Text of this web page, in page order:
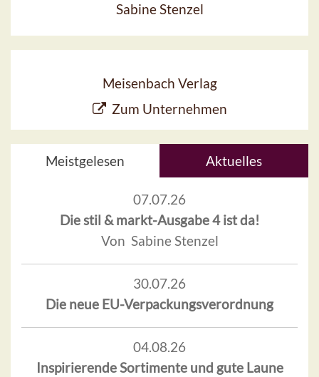
Sabine Stenzel
Meisenbach Verlag
Zum Unternehmen
Meistgelesen Aktuelles
07.07.26
Die stil & markt-Ausgabe 4 ist da!
Von Sabine Stenzel
30.07.26
Die neue EU-Verpackungsverordnung
04.08.26
Inspirierende Sortimente und gute Laune